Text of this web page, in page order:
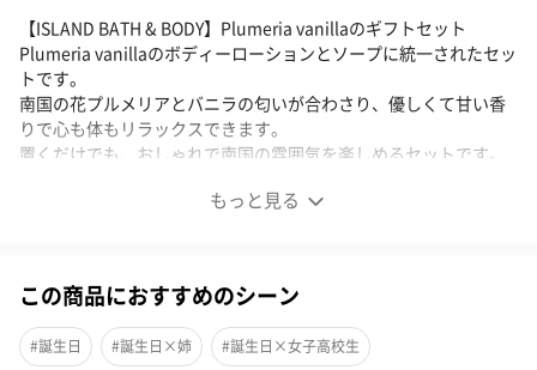
もっと見る
【ISLAND BATH & BODY】Plumeria vanillaのギフトセット
Plumeria vanillaのボディーローションとソープに統一されたセッ
トです。
南国の花プルメリアとバニラの匂いが合わさり、優しくて甘い香
りで心も体もリラックスできます。
置くだけでも、おしゃれで南国の雰囲気を楽しめるセットです。
Plumeria vanillaのボディーローションとソープに統一されたセッ
トです。
南国の花プルメリアとバニラの匂いが合わさり、優しくて甘い香
この商品におすすめのシーン
#誕生日 #誕生日×姉 #誕生日×女子高校生